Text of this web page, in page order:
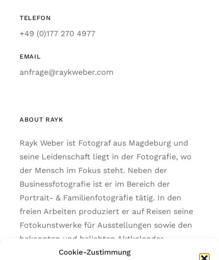
Cookie-Zustimmung
TELEFON
+49 (0)177 270 4977
EMAIL
anfrage@raykweber.com
ABOUT RAYK
Rayk Weber ist Fotograf aus Magdeburg und
seine Leidenschaft liegt in der Fotografie, wo
der Mensch im Fokus steht. Neben der
Businessfotografie ist er im Bereich der
Portrait- & Familienfotografie tätig. In den
freien Arbeiten produziert er auf Reisen seine
Fotokunstwerke für Ausstellungen sowie den
bekannten und beliebten Aktkalender
„Hautfreundli.ch“.